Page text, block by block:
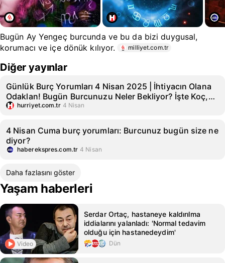
Bugün Ay Yengeç burcunda ve bu da bizi duygusal,
korumacı ve içe dönük kılıyor.
milliyet.com.tr
Diğer yayınlar
Günlük Burç Yorumları 4 Nisan 2025 | İhtiyacın Olana
Odaklan! Bugün Burcunuzu Neler Bekliyor? İşte Koç,
Boğa, İkizler Ve Diğer Burç Yorumları
hurriyet.com.tr 4 Nisan
4 Nisan Cuma burç yorumları: Burcunuz bugün size ne
diyor?
haberekspres.com.tr 4 Nisan
Daha fazlasını göster
Yaşam haberleri
Video
Serdar Ortaç, hastaneye kaldırılma
iddialarını yalanladı: 'Normal tedavim
olduğu için hastanedeydim'
Dün